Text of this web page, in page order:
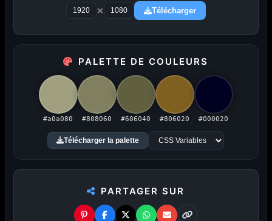
PUBLICITÉ
Amigos3D — La destination ultime
Du HD à la 8K — Du plus petit au plus grand écran.
Littéralement.
× Télécharger
PALETTE DE COULEURS
#a0a080 #808060 #606040 #806020 #000020
Télécharger la palette
PARTAGER SUR